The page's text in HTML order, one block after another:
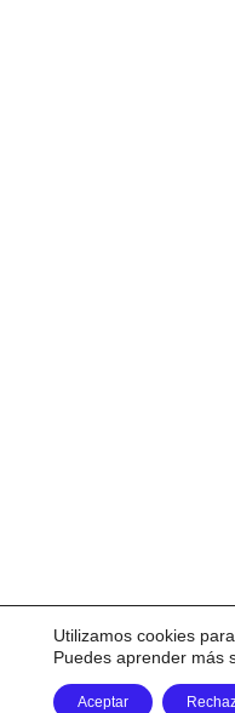
Utilizamos cookies
Puedes aprender más
Aceptar